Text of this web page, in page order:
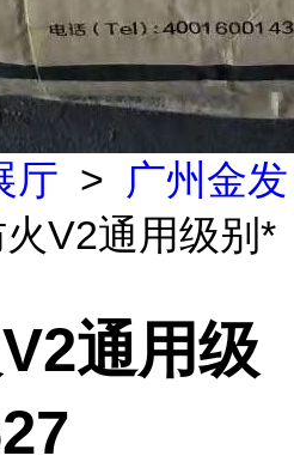
厅 >
广州金发
V2通用级别*
通用级